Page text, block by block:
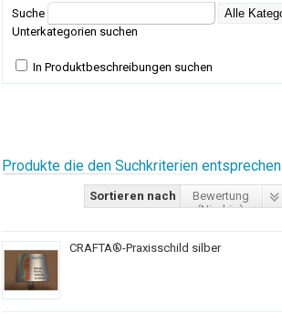
Suche
Unterkategorien suchen
In Produktbeschreibungen suchen
Produkte die den Suchkriterien entsprechen
Sortieren nach
Bewertung
(Niedrig)
CRAFTA®-Praxisschild silber